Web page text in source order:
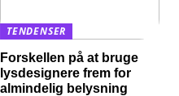
TENDENSER
Forskellen på at bruge
lysdesignere frem for
almindelig belysning